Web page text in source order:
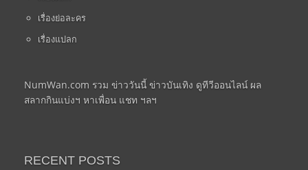
เรื่องย่อละคร
เรื่องแปลก
NumWan.com รวม ข่าววันนี้ ข่าวบันเทิง ดูทีวีออนไลน์ ผล
สลากกินแบ่งฯ หาเพื่อน แชท ฯลฯ
RECENT POSTS